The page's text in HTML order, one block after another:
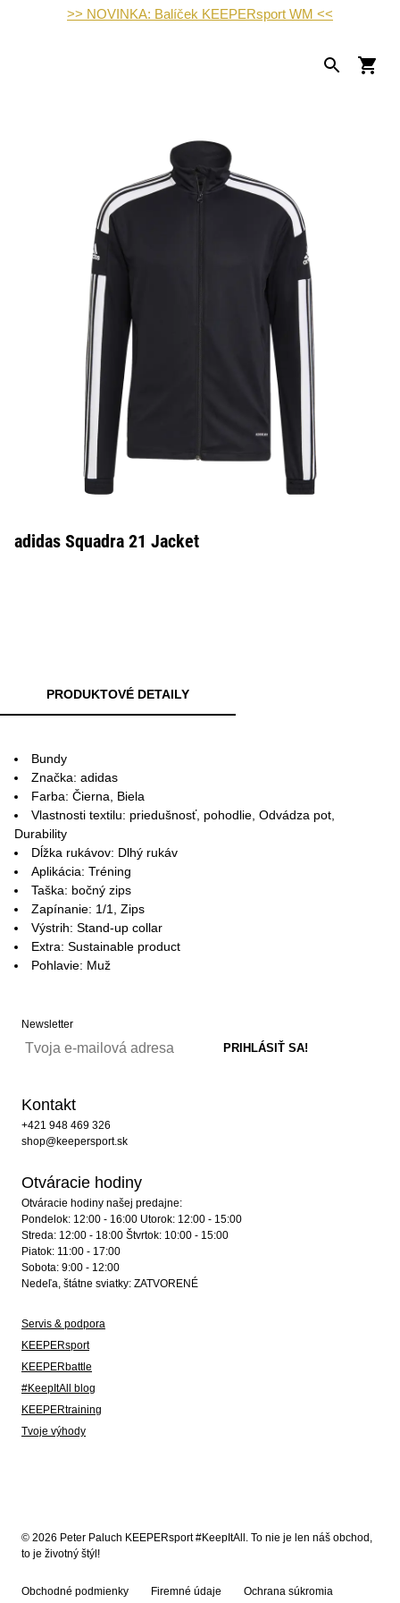
>> NOVINKA: Balíček KEEPERsport WM <<
adidas Squadra 21 Jacket
PRODUKTOVÉ DETAILY
Bundy
Značka: adidas
Farba: Čierna, Biela
Vlastnosti textilu: priedušnosť, pohodlie, Odvádza pot,
Durability
Dĺžka rukávov: Dlhý rukáv
Aplikácia: Tréning
Taška: bočný zips
Zapínanie: 1/1, Zips
Výstrih: Stand-up collar
Extra: Sustainable product
Pohlavie: Muž
Newsletter
Kontakt
+421 948 469 326
shop@keepersport.sk
Otváracie hodiny
Otváracie hodiny našej predajne:
Pondelok: 12:00 - 16:00 Utorok: 12:00 - 15:00
Streda: 12:00 - 18:00 Štvrtok: 10:00 - 15:00
Piatok: 11:00 - 17:00
Sobota: 9:00 - 12:00
Nedeľa, štátne sviatky: ZATVORENÉ
Servis & podpora
KEEPERsport
KEEPERbattle
#KeepItAll blog
KEEPERtraining
Tvoje výhody
© 2026 Peter Paluch KEEPERsport #KeepItAll. To nie je len náš obchod,
to je životný štýl!
Obchodné podmienky Firemné údaje Ochrana súkromia